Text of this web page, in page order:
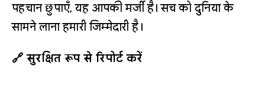
पहचान छुपाएँ, यह आपकी मर्जी है। सच को दुनिया के
सामने लाना हमारी जिम्मेदारी है।
🔗 सुरक्षित रूप से रिपोर्ट करें